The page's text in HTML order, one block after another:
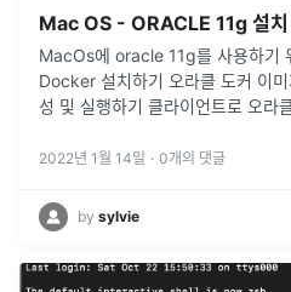
Mac OS - ORACLE 11g 설치
MacOs에 oracle 11g를 사용하기
Docker 설치하기 오라클 도커 이
성 및 실행하기 클라이언트로 오라
2022년 1월 14일 · 0개의 댓글
by sylvie